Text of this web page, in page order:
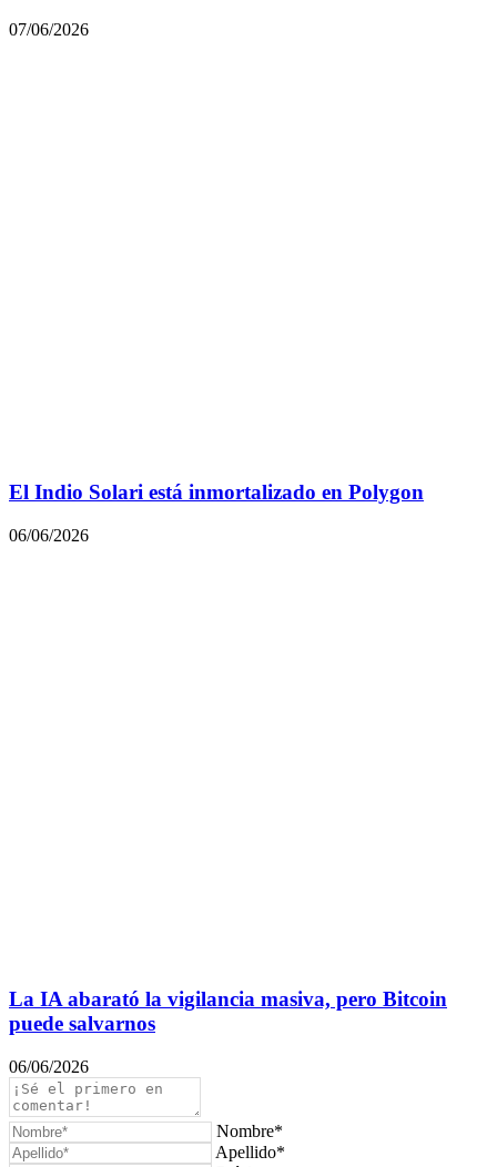
07/06/2026
El Indio Solari está inmortalizado en Polygon
06/06/2026
La IA abarató la vigilancia masiva, pero Bitcoin
puede salvarnos
06/06/2026
Nombre*
Apellido*